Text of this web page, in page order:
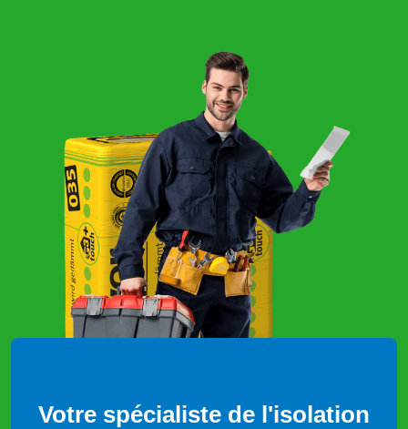
Votre spécialiste de l'isolation